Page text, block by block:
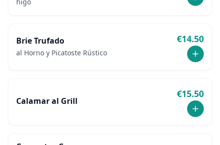
Brie Trufado
al Horno y Picatoste Rústico
€14.50
Calamar al Grill
€15.50